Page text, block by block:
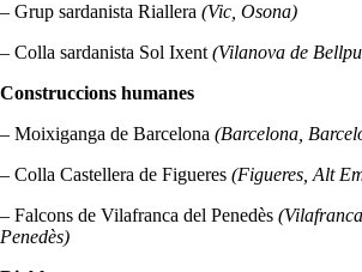
– Grup sardanista Riallera (Vic, Osona)
– Colla sardanista Sol Ixent(Vilanova de
Construccions humanes
– Moixiganga de Barcelona (Barcelona,
– Colla Castellera de Figueres (Figueres, Alt
– Falcons de Vilafranca del Penedès
Penedès)